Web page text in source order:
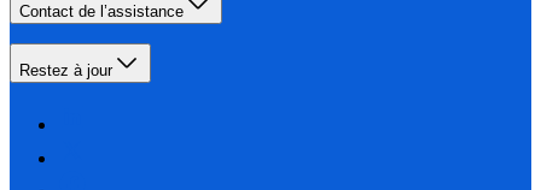
Contact de l’assistance
Restez à jour